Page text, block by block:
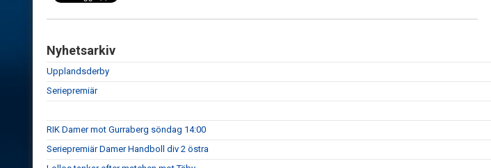
Nyhetsarkiv
Upplandsderby
Seriepremiär
RIK Damer mot Gurraberg söndag 14:00
Seriepremiär Damer Handboll div 2 östra